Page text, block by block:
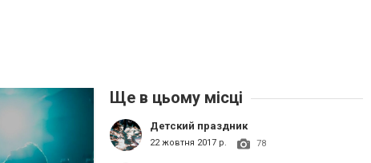
Ще в цьому місці
Детский праздник
22 жовтня 2017 р. 78